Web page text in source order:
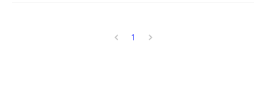
1